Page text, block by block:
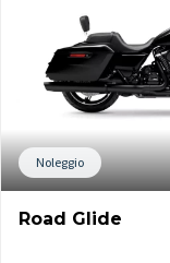
Noleggio
Road Glide